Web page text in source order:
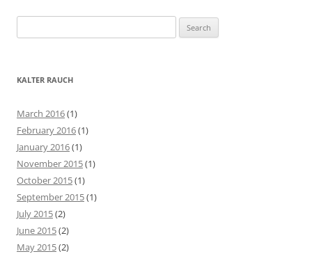
e
r
h
f
o
r
:
KALTER RAUCH
March 2016(1)
February 2016(1)
January 2016(1)
November 2015(1)
October 2015(1)
September 2015(1)
July 2015(2)
June 2015(2)
May 2015(2)